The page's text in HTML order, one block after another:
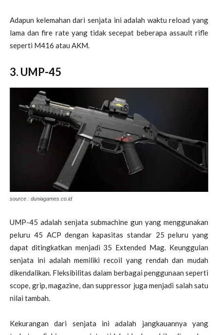
Adapun kelemahan dari senjata ini adalah waktu reload yang
lama dan fire rate yang tidak secepat beberapa assault rifle
seperti M416 atau AKM.
3. UMP-45
source : duniagames.co.id
UMP-45 adalah senjata submachine gun yang menggunakan
peluru 45 ACP dengan kapasitas standar 25 peluru yang
dapat ditingkatkan menjadi 35 Extended Mag. Keunggulan
senjata ini adalah memiliki recoil yang rendah dan mudah
dikendalikan. Fleksibilitas dalam berbagai penggunaan seperti
scope, grip, magazine, dan suppressor juga menjadi salah satu
nilai tambah.
Kekurangan dari senjata ini adalah jangkauannya yang